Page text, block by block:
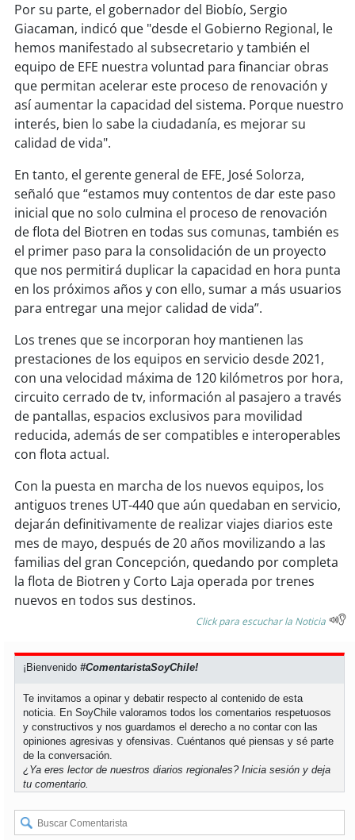
soyosorno
soy puertomontt
soychiloé
Por su parte, el gobernador del Biobío, Sergio
Giacaman, indicó que "desde el Gobierno Regional, le
hemos manifestado al subsecretario y también el
equipo de EFE nuestra voluntad para financiar obras
que permitan acelerar este proceso de renovación y
así aumentar la capacidad del sistema. Porque nuestro
interés, bien lo sabe la ciudadanía, es mejorar su
calidad de vida".
En tanto, el gerente general de EFE, José Solorza,
señaló que “estamos muy contentos de dar este paso
inicial que no solo culmina el proceso de renovación
de flota del Biotren en todas sus comunas, también es
el primer paso para la consolidación de un proyecto
que nos permitirá duplicar la capacidad en hora punta
en los próximos años y con ello, sumar a más usuarios
para entregar una mejor calidad de vida”.
Los trenes que se incorporan hoy mantienen las
prestaciones de los equipos en servicio desde 2021,
con una velocidad máxima de 120 kilómetros por hora,
circuito cerrado de tv, información al pasajero a través
de pantallas, espacios exclusivos para movilidad
reducida, además de ser compatibles e interoperables
con flota actual.
Con la puesta en marcha de los nuevos equipos, los
antiguos trenes UT-440 que aún quedaban en servicio,
dejarán definitivamente de realizar viajes diarios este
mes de mayo, después de 20 años movilizando a las
familias del gran Concepción, quedando por completa
la flota de Biotren y Corto Laja operada por trenes
nuevos en todos sus destinos.
Click para escuchar la Noticia
¡Bienvenido#ComentaristaSoyChile!
Te invitamos a opinar y debatir respecto al contenido de esta
noticia. En SoyChile valoramos todos los comentarios respetuosos
y constructivos y nos guardamos el derecho a no contar con las
opiniones agresivas y ofensivas. Cuéntanos qué piensas y sé parte
de la conversación.
¿Ya eres lector de nuestros diarios regionales?Inicia sesión y deja
tu comentario.